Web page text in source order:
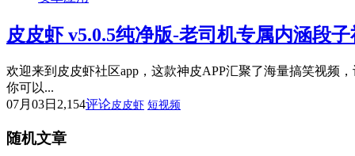
皮皮虾 v5.0.5纯净版-老司机专属内涵段
欢迎来到皮皮虾社区app，这款神皮APP汇聚了海量搞笑视频
你可以...
07月03日 2,154评论皮皮虾 短视频
随机文章